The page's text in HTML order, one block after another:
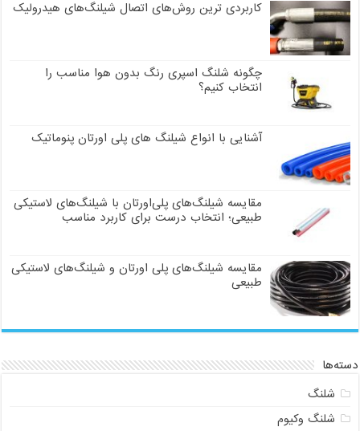
کاربردی ترین روش‌های اتصال شیلنگ‌های هیدرولیک
چگونه شلنگ اسپری رنگ بدون هوا مناسب را
انتخاب کنیم؟
آشنایی با انواع شیلنگ های پلی اورتان پنوماتیک
مقایسه شیلنگ‌های پلی‌اورتان با شیلنگ‌های لاستیکی
طبیعی؛ انتخاب درست برای کاربرد مناسب
مقایسه شیلنگ‌های پلی اورتان و شیلنگ‌های لاستیکی
طبیعی
دسته‌ها
شلنگ
شلنگ وکیوم